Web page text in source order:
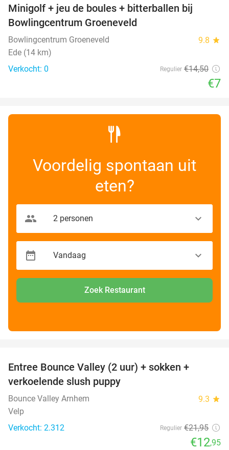
NEW
TODAY
Minigolf + jeu de boules + bitterballen bij
Bowlingcentrum Groeneveld
Bowlingcentrum Groeneveld 9.8 star
Ede (14 km)
Verkocht: 0
Regulier €14,50
€7
Voordelig spontaan uit
eten?
Zoek Restaurant
Entree Bounce Valley (2 uur) + sokken +
verkoelende slush puppy
Bounce Valley Arnhem 9.3 star
Velp
Verkocht: 2.312
Regulier €21,95
€12,95